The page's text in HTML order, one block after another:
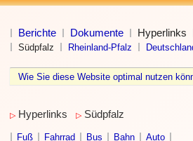
Berichte Dokumente Hyperlinks
Südpfalz Rheinland-Pfalz
Wie Sie diese Website optimal nutzen
▷ Hyperlinks ▷ Südpfalz
Fuß Fahrrad Bus Bahn
Auto